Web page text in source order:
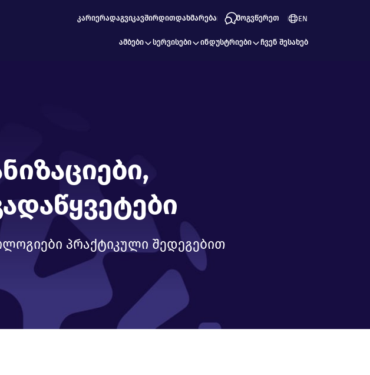
ამბები სერვისები ინდუსტრიები ჩვენ შესახებ
კარიერადაგვიკავშირდითდახმარება მოგვწერეთ EN
პრაქტიკული შედეგებით